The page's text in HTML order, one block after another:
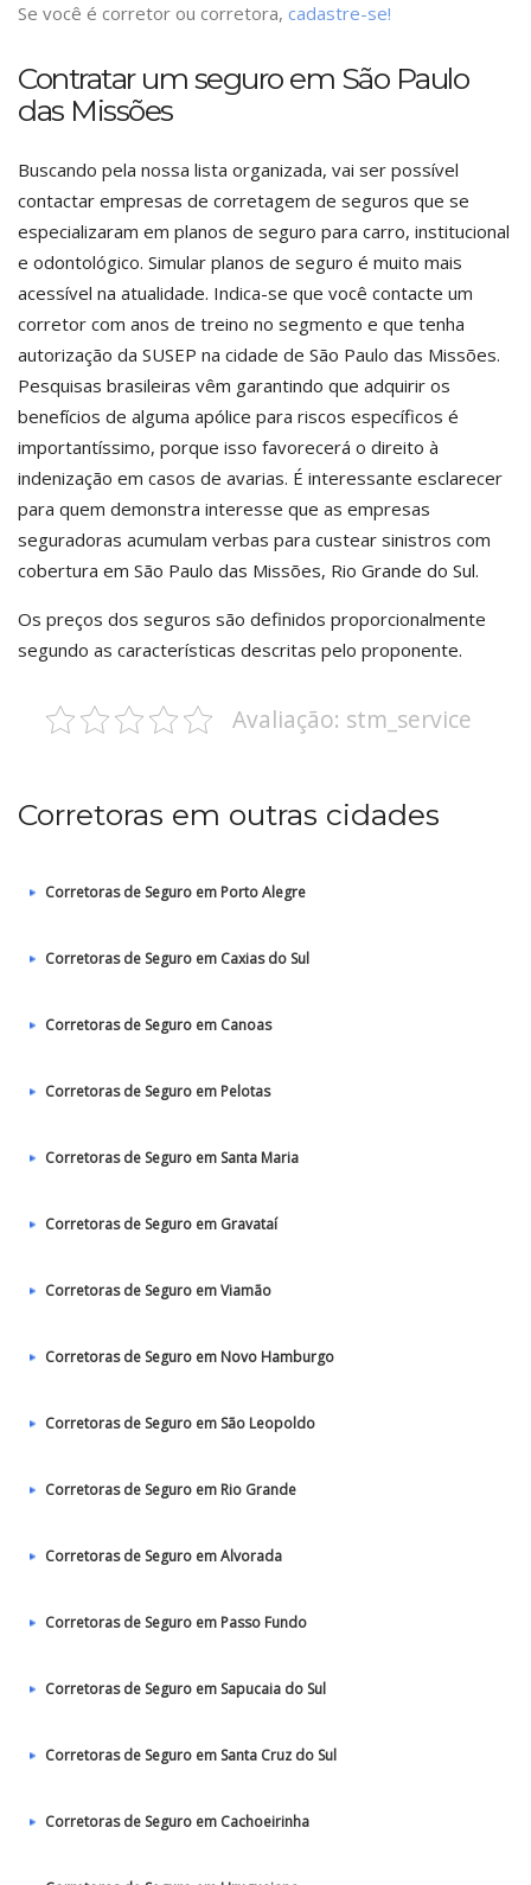
Se você é corretor ou corretora, cadastre-se!
Contratar um seguro em São Paulo
das Missões
Buscando pela nossa lista organizada, vai ser possível
contactar empresas de corretagem de seguros que se
especializaram em planos de seguro para carro, institucional
e odontológico. Simular planos de seguro é muito mais
acessível na atualidade. Indica-se que você contacte um
corretor com anos de treino no segmento e que tenha
autorização da SUSEP na cidade de São Paulo das Missões.
Pesquisas brasileiras vêm garantindo que adquirir os
benefícios de alguma apólice para riscos específicos é
importantíssimo, porque isso favorecerá o direito à
indenização em casos de avarias. É interessante esclarecer
para quem demonstra interesse que as empresas
seguradoras acumulam verbas para custear sinistros com
cobertura em São Paulo das Missões, Rio Grande do Sul.
Os preços dos seguros são definidos proporcionalmente
segundo as características descritas pelo proponente.
Avaliação: stm_service
Corretoras em outras cidades
Corretoras de Seguro em Porto Alegre
Corretoras de Seguro em Caxias do Sul
Corretoras de Seguro em Canoas
Corretoras de Seguro em Pelotas
Corretoras de Seguro em Santa Maria
Corretoras de Seguro em Gravataí
Corretoras de Seguro em Viamão
Corretoras de Seguro em Novo Hamburgo
Corretoras de Seguro em São Leopoldo
Corretoras de Seguro em Rio Grande
Corretoras de Seguro em Alvorada
Corretoras de Seguro em Passo Fundo
Corretoras de Seguro em Sapucaia do Sul
Corretoras de Seguro em Santa Cruz do Sul
Corretoras de Seguro em Cachoeirinha